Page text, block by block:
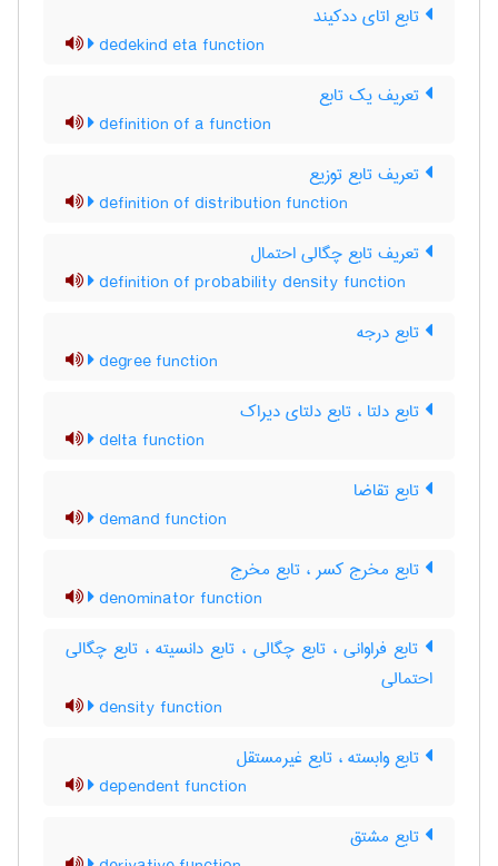
تابع اتای ددکیند
dedekind eta function
تعریف یک تابع
definition of a function
تعریف تابع توزیع
definition of distribution function
تعریف تابع چگالی احتمال
definition of probability density function
تابع درجه
degree function
تابع دلتا ، تابع دلتای دیراک
delta function
تابع تقاضا
demand function
تابع مخرج کسر ، تابع مخرج
denominator function
تابع فراوانی ، تابع چگالی ، تابع دانسیته ، تابع چگالی
احتمالی
density function
تابع وابسته ، تابع غیرمستقل
dependent function
تابع مشتق